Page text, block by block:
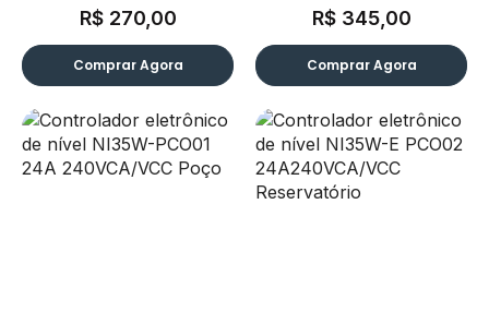
R$ 270,00
Comprar Agora
R$ 345,00
Comprar Agora